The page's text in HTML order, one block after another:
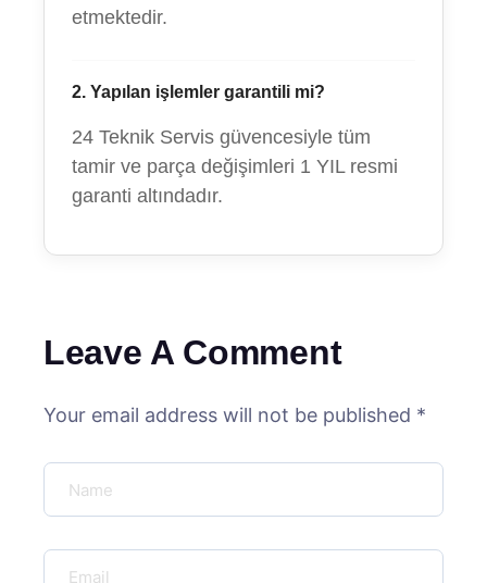
etmektedir.
2. Yapılan işlemler garantili mi?
24 Teknik Servis güvencesiyle tüm
tamir ve parça değişimleri 1 YIL resmi
garanti altındadır.
Leave A Comment
Your email address will not be published *